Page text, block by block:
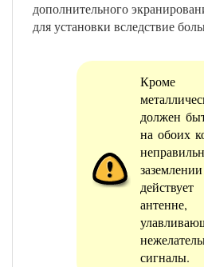
дополнительного
для установки вследствие
должен
на обоих
антенне,
сигналы.